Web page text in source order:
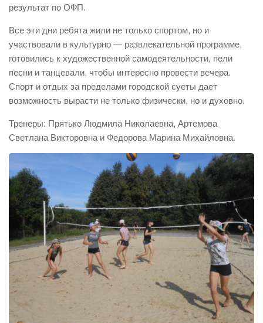
результат по ОФП.
Все эти дни ребята жили не только спортом, но и
участвовали в культурно — развлекательной программе,
готовились к художественной самодеятельности, пели
песни и танцевали, чтобы интересно провести вечера.
Спорт и отдых за пределами городской суеты дает
возможность вырасти не только физически, но и духовно.
Тренеры: Прятько Людмила Николаевна, Артемова
Светлана Викторовна и Федорова Марина Михайловна.